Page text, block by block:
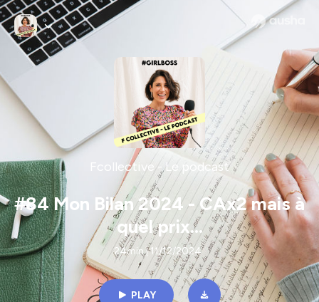
Fcollective - Le podcast
#84 Mon Bilan 2024 - CAx2 mais à
quel prix...
24min | 11/12/2024
PLAY